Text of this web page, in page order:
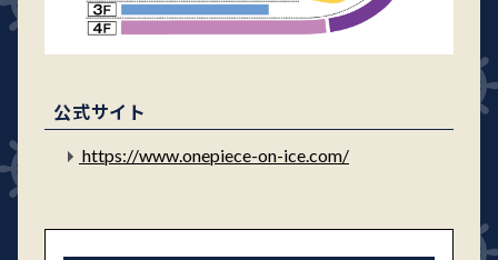
公式サイト
https://www.onepiece-on-ice.com/